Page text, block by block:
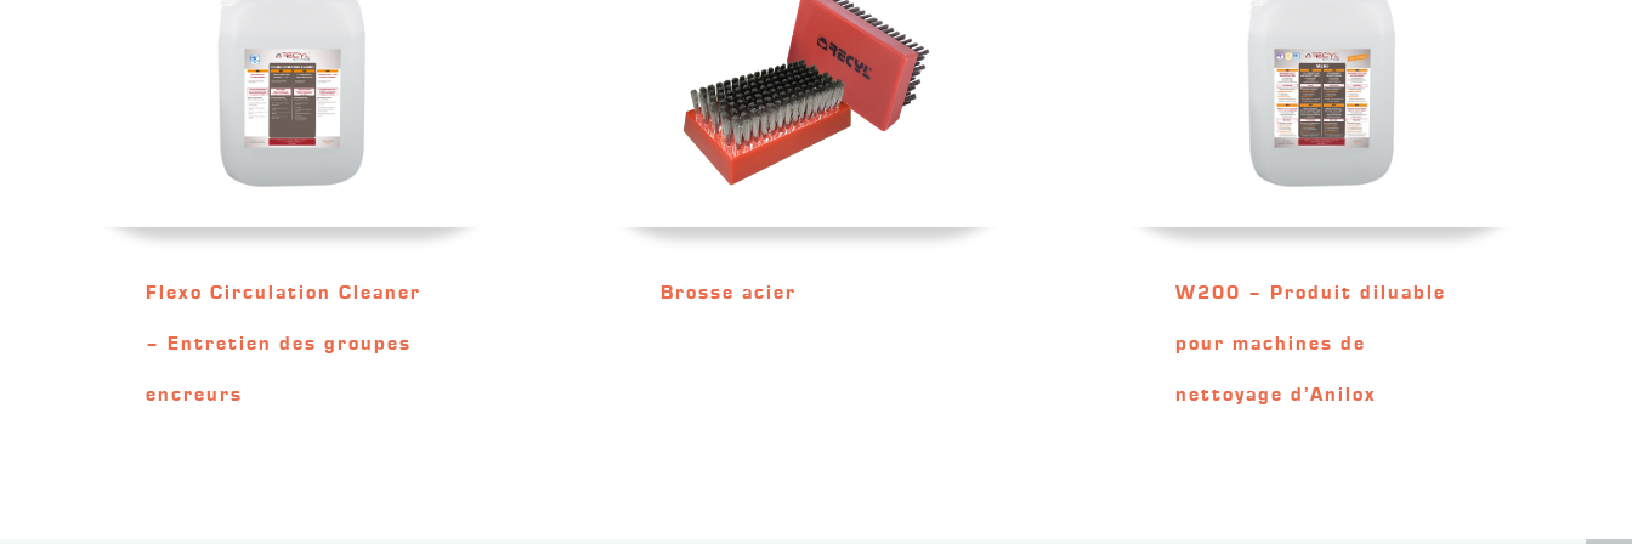
Flexo Circulation Cleaner
– Entretien des groupes
encreurs
Brosse acier W200 – Produit diluable
pour machines de
nettoyage d’Anilox